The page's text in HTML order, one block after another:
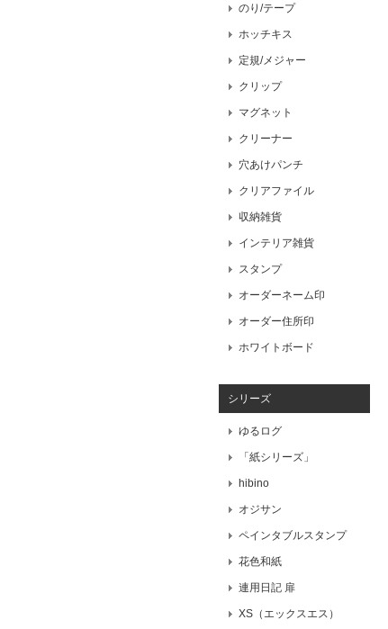
のり/テープ
ホッチキス
定規/メジャー
クリップ
マグネット
クリーナー
穴あけパンチ
クリアファイル
収納雑貨
インテリア雑貨
スタンプ
オーダーネーム印
オーダー住所印
ホワイトボード
シリーズ
ゆるログ
「紙シリーズ」
hibino
オジサン
ペインタブルスタンプ
花色和紙
連用日記 扉
XS（エックスエス）